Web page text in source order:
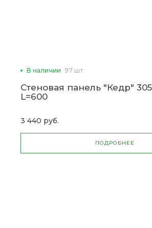
В наличии 97 шт
Стеновая панель "Кедр"
L=600
3 440 руб.
ПОДРОБНЕЕ